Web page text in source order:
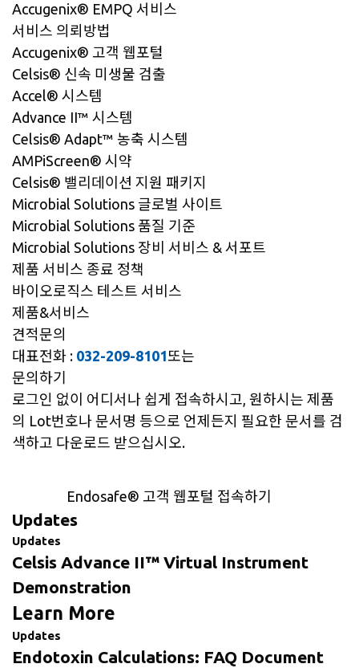
Accugenix® EMPQ 서비스
서비스 의뢰방법
Accugenix® 고객 웹포털
Celsis® 신속 미생물 검출
Accel® 시스템
Advance II™ 시스템
Celsis® Adapt™ 농축 시스템
AMPiScreen® 시약
Celsis® 밸리데이션 지원 패키지
Microbial Solutions 글로벌 사이트
Microbial Solutions 품질 기준
Microbial Solutions 장비 서비스 & 서포트
제품 서비스 종료 정책
바이오로직스 테스트 서비스
제품&서비스
견적문의
대표전화 : 032-209-8101또는
문의하기
로그인 없이 어디서나 쉽게 접속하시고, 원하시는 제품
의 Lot번호나 문서명 등으로 언제든지 필요한 문서를 검
색하고 다운로드 받으십시오.
Endosafe® 고객 웹포털 접속하기
Updates
Updates
Celsis Advance II™ Virtual Instrument
Demonstration
Learn More
Updates
Endotoxin Calculations: FAQ Document